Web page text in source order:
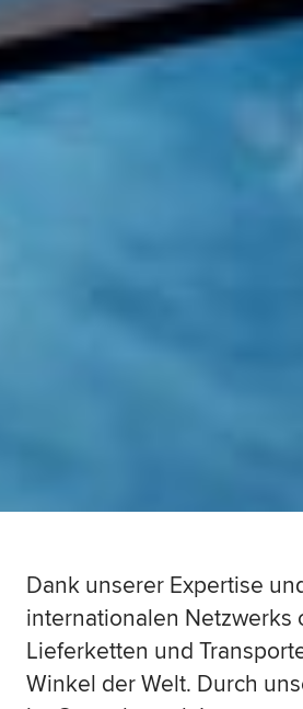
Dank unserer Expertise
internationalen Netzwerks
Lieferketten und
Winkel der Welt. Durch